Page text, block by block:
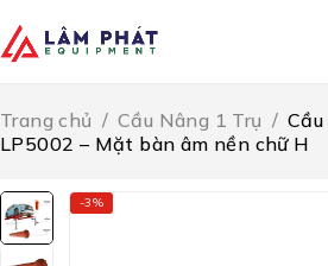
Trang chủ / Cầu Nâng 1 Trụ /
LP5002 – Mặt bàn âm nền chữ H
-3%